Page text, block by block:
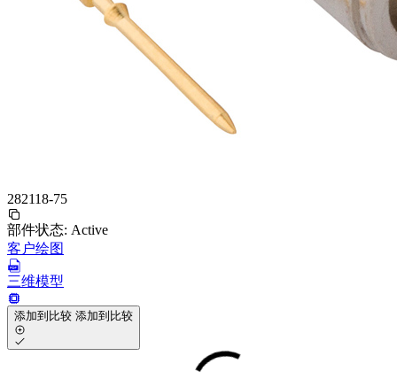
282118-75
部件状态: Active
客户绘图
三维模型
添加到比较 添加到比较